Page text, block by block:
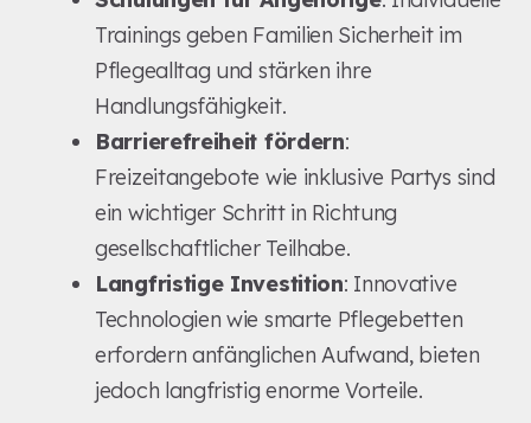
Trainings geben Familien Sicherheit im
Pflegealltag und stärken ihre
Handlungsfähigkeit.
Barrierefreiheit fördern:
Freizeitangebote wie inklusive Partys sind
ein wichtiger Schritt in Richtung
gesellschaftlicher Teilhabe.
Langfristige Investition: Innovative
Technologien wie smarte Pflegebetten
erfordern anfänglichen Aufwand, bieten
jedoch langfristig enorme Vorteile.